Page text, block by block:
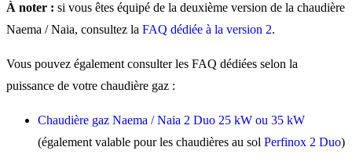
À noter : si vous êtes équipé de la deuxième version de la chaudière
Naema / Naia, consultez la FAQ dédiée à la version 2.
Vous pouvez également consulter les FAQ dédiées selon la
puissance de votre chaudière gaz :
Chaudière gaz Naema / Naia 2 Duo 25 kW ou 35 kW
(également valable pour les chaudières au sol Perfinox 2 Duo)